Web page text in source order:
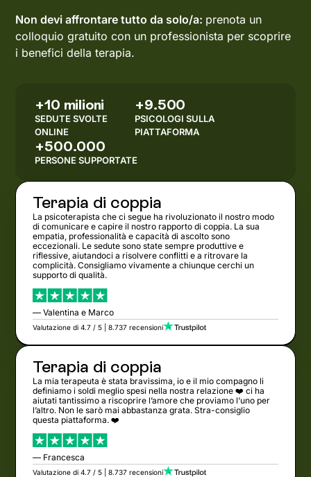
Non devi affrontare tutto da solo/a: prenota un
colloquio gratuito con un professionista per scoprire
i benefici della terapia.
+10 milioni
SEDUTE SVOLTE
ONLINE
+9.500
PSICOLOGI SULLA
PIATTAFORMA
+500.000
PERSONE SUPPORTATE
Terapia di coppia
La psicoterapista che ci segue ha rivoluzionato il nostro modo
di comunicare e capire il nostro rapporto di coppia. La sua
empatia, professionalità e capacità di ascolto sono
eccezionali. Le sedute sono state sempre produttive e
riflessive, aiutandoci a risolvere conflitti e a ritrovare la
complicità. Consigliamo vivamente a chiunque cerchi un
supporto di qualità.
— Valentina e Marco
Valutazione di 4.7 / 5 | 8.737 recensioni
Terapia di coppia
La mia terapeuta è stata bravissima, io e il mio compagno li
definiamo i soldi meglio spesi nella nostra relazione ❤️ ci ha
aiutati tantissimo a riscoprire l’amore che proviamo l’uno per
l’altro. Non le sarò mai abbastanza grata. Stra-consiglio
questa piattaforma. ❤️
— Francesca
Valutazione di 4.7 / 5 | 8.737 recensioni